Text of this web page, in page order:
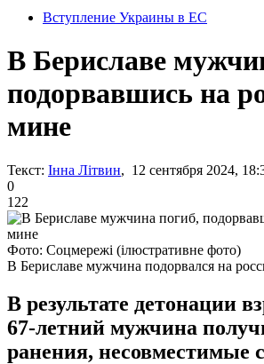
Вступление Украины в ЕС
В Бериславе
подорвавшись на
мине
Текст: Інна Літвин, 12 сентября 2024,
0
122
Фото: Соцмережі (ілюстративне фото)
В Бериславе мужчина подорвался на
В результате детонации
67-летний мужчина
ранения, несовместимые